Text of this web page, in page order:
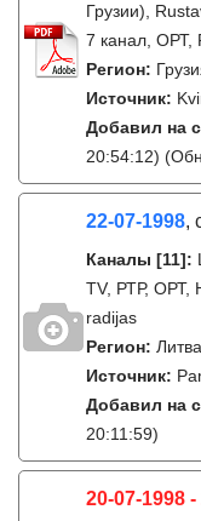
Грузии),
7 канал, ОРТ,
Регион:
Источник:
Добавил на
20:54:12)
22-07-1998,
Каналы [11]:
TV, РТР, ОРТ,
radijas
Регион:
Источник:
Добавил на
20:11:59)
20-07-1998